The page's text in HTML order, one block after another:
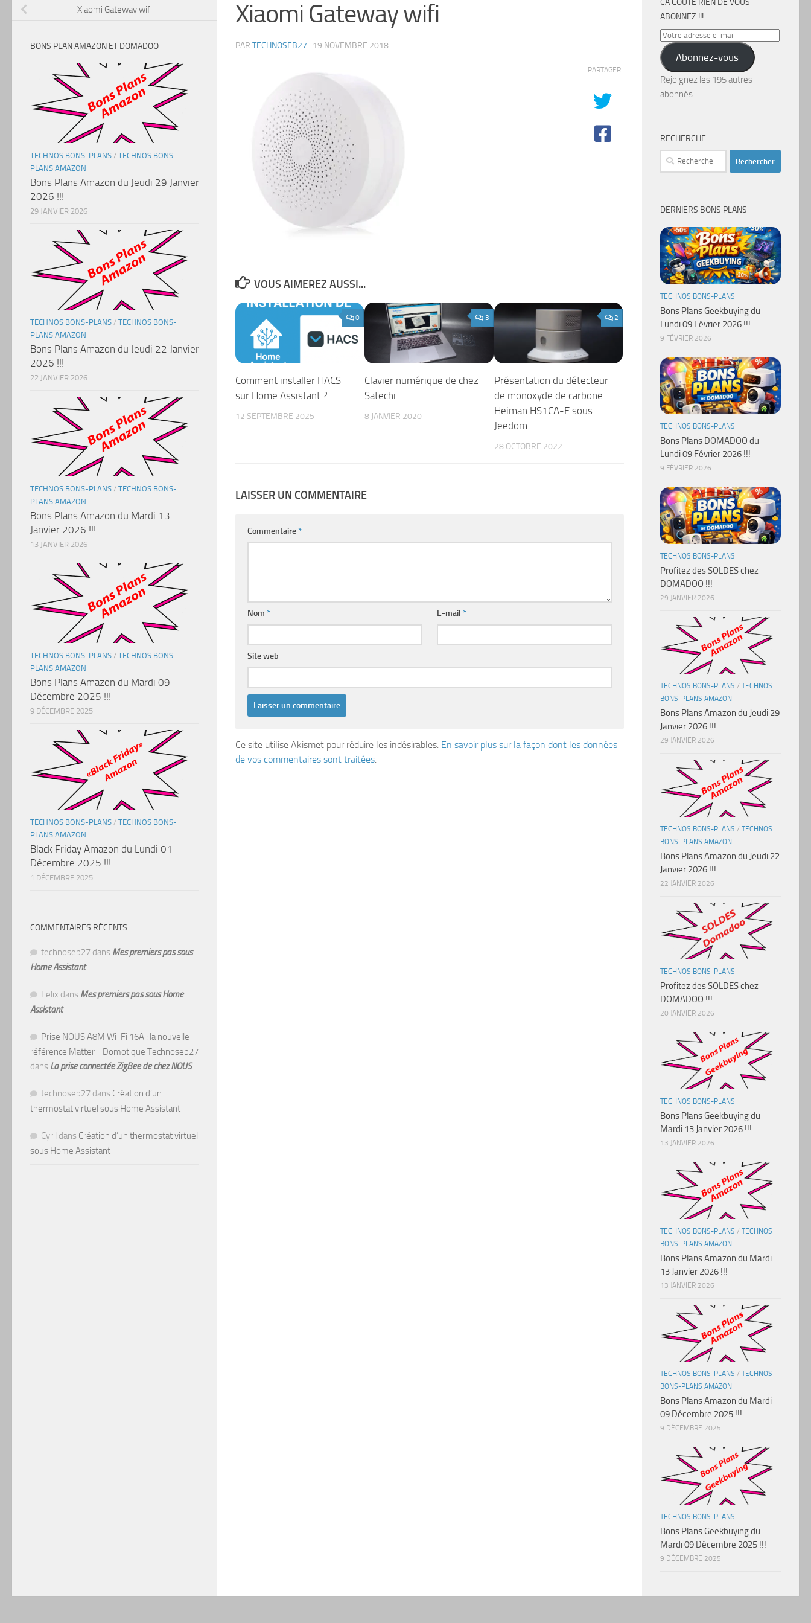
Xiaomi Gateway wifi
PAR TECHNOSEB27 · 19 NOVEMBRE 2018
PARTAGER
VOUS AIMEREZ AUSSI...
0
Comment installer HACS
sur Home Assistant ?
12 SEPTEMBRE 2025
3
Clavier numérique de chez
Satechi
8 JANVIER 2020
2
Présentation du détecteur
de monoxyde de carbone
Heiman HS1CA-E sous
Jeedom
28 OCTOBRE 2022
LAISSER UN COMMENTAIRE
Commentaire*
Nom * E-mail*
Site web
Ce site utilise Akismet pour réduire les indésirables. En savoir plus sur la façon dont les données
de vos commentaires sont traitées
Xiaomi Gateway wifi
BONS PLAN AMAZON ET DOMADOO
TECHNOS BONS-PLANS / TECHNOS BONS-
PLANS AMAZON
Bons Plans Amazon du Jeudi 29 Janvier
2026 !!!
29 JANVIER 2026
TECHNOS BONS-PLANS / TECHNOS BONS-
PLANS AMAZON
Bons Plans Amazon du Jeudi 22 Janvier
2026 !!!
22 JANVIER 2026
TECHNOS BONS-PLANS / TECHNOS BONS-
PLANS AMAZON
Bons Plans Amazon du Mardi 13
Janvier 2026 !!!
13 JANVIER 2026
TECHNOS BONS-PLANS / TECHNOS BONS-
PLANS AMAZON
Bons Plans Amazon du Mardi 09
Décembre 2025 !!!
9 DÉCEMBRE 2025
TECHNOS BONS-PLANS / TECHNOS BONS-
PLANS AMAZON
Black Friday Amazon du Lundi 01
Décembre 2025 !!!
1 DÉCEMBRE 2025
COMMENTAIRES RÉCENTS
technoseb27 dans Mes premiers pas sous
Home Assistant
Felix dans Mes premiers pas sous Home
Assistant
Prise NOUS A8M Wi-Fi 16A : la nouvelle
référence Matter - Domotique Technoseb27
dans La prise connectée ZigBee de chez NOUS
technoseb27 dans Création d’un
thermostat virtuel sous Home Assistant
Cyril dans Création d’un thermostat virtuel
sous Home Assistant
CA COÛTE RIEN DE VOUS
ABONNEZ !!!
Votre
adresse
e-
mail
Abonnez-vous
Rejoignez les 195 autres
abonnés
RECHERCHE
Rechercher :
DERNIERS BONS PLANS
TECHNOS BONS-PLANS
Bons Plans Geekbuying du
Lundi 09 Février 2026 !!!
9 FÉVRIER 2026
TECHNOS BONS-PLANS
Bons Plans DOMADOO du
Lundi 09 Février 2026 !!!
9 FÉVRIER 2026
TECHNOS BONS-PLANS
Profitez des SOLDES chez
DOMADOO !!!
29 JANVIER 2026
TECHNOS BONS-PLANS / TECHNOS
BONS-PLANS AMAZON
Bons Plans Amazon du Jeudi 29
Janvier 2026 !!!
29 JANVIER 2026
TECHNOS BONS-PLANS / TECHNOS
BONS-PLANS AMAZON
Bons Plans Amazon du Jeudi 22
Janvier 2026 !!!
22 JANVIER 2026
TECHNOS BONS-PLANS
Profitez des SOLDES chez
DOMADOO !!!
20 JANVIER 2026
TECHNOS BONS-PLANS
Bons Plans Geekbuying du
Mardi 13 Janvier 2026 !!!
13 JANVIER 2026
TECHNOS BONS-PLANS / TECHNOS
BONS-PLANS AMAZON
Bons Plans Amazon du Mardi
13 Janvier 2026 !!!
13 JANVIER 2026
TECHNOS BONS-PLANS / TECHNOS
BONS-PLANS AMAZON
Bons Plans Amazon du Mardi
09 Décembre 2025 !!!
9 DÉCEMBRE 2025
TECHNOS BONS-PLANS
Bons Plans Geekbuying du
Mardi 09 Décembre 2025 !!!
9 DÉCEMBRE 2025